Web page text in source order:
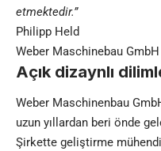
etmektedir.”
Philipp Held
Weber Maschinebau
Açık dizaynlı
Weber Maschinenbau
uzun yıllardan beri önde
Şirkette geliştirme